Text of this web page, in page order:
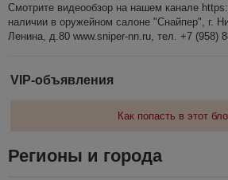
Смотрите видеообзор на нашем канале
наличии в оружейном салоне "Снайпер", г.
Ленина, д.80 www.sniper-nn.ru, тел. +7 (958)
VIP-объявления
Как попасть в этот
Регионы и города